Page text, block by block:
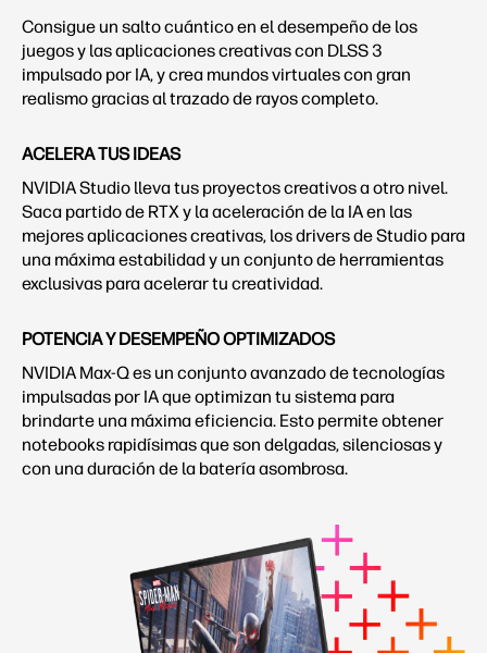
Consigue un salto cuántico en el desempeño de los
juegos y las aplicaciones creativas con DLSS 3
impulsado por IA, y crea mundos virtuales con gran
realismo gracias al trazado de rayos completo.
ACELERA TUS IDEAS
NVIDIA Studio lleva tus proyectos creativos a otro nivel.
Saca partido de RTX y la aceleración de la IA en las
mejores aplicaciones creativas, los drivers de Studio para
una máxima estabilidad y un conjunto de herramientas
exclusivas para acelerar tu creatividad.
POTENCIA Y DESEMPEÑO OPTIMIZADOS
NVIDIA Max-Q es un conjunto avanzado de tecnologías
impulsadas por IA que optimizan tu sistema para
brindarte una máxima eficiencia. Esto permite obtener
notebooks rapidísimas que son delgadas, silenciosas y
con una duración de la batería asombrosa.